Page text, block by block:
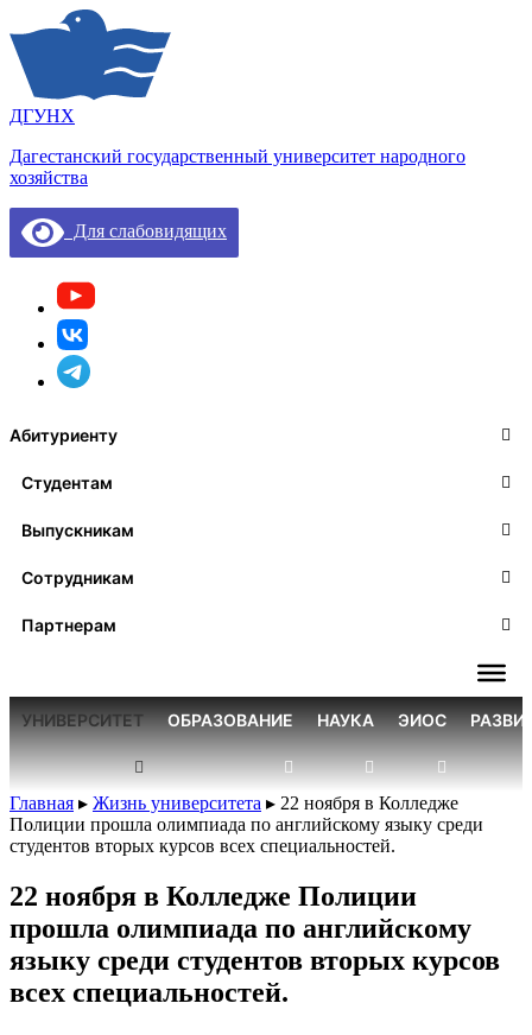
ДГУНХ
Дагестанский государственный университет народного
хозяйства
Для слабовидящих
Абитуриенту
Студентам
Выпускникам
Сотрудникам
Партнерам
УНИВЕРСИТЕТ ОБРАЗОВАНИЕ НАУКА ЭИОС
Главная ▸ Жизнь университета ▸ 22 ноября в Колледже
Полиции прошла олимпиада по английскому языку среди
студентов вторых курсов всех специальностей.
22 ноября в Колледже Полиции
прошла олимпиада по английскому
языку среди студентов вторых курсов
всех специальностей.